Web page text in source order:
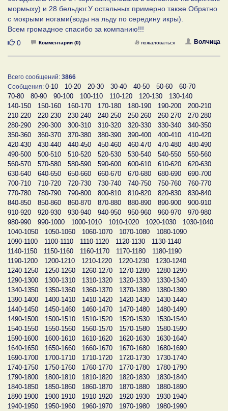
мормыху) и 28 бельдюг.У остальных примерно также.Обратно
с мокрыми ногами(воды на льду по середину икры).
Всем громадное спасибо за компанию!!!
Нравится
0 Комментарии (0) Волчица
пожаловаться
Всего сообщений: 3866
Сообщения: 0-10 10-20 20-30 30-40 40-50 50-60
60-70
70-80
80-90 90-100 100-110 110-120 120-130
130-140
140-150
150-160 160-170 170-180 180-190 190-200
200-210
210-220
220-230 230-240 240-250 250-260 260-270
270-280
280-290
290-300 300-310 310-320 320-330 330-340
340-350
350-360
360-370 370-380 380-390 390-400 400-410
410-420
420-430
430-440 440-450 450-460 460-470 470-480
480-490
490-500
500-510 510-520 520-530 530-540 540-550
550-560
560-570
570-580 580-590 590-600 600-610 610-620
620-630
630-640
640-650 650-660 660-670 670-680 680-690
690-700
700-710
710-720 720-730 730-740 740-750 750-760
760-770
770-780
780-790 790-800 800-810 810-820 820-830
830-840
840-850
850-860 860-870 870-880 880-890 890-900
900-910
910-920
920-930 930-940 940-950 950-960 960-970
970-980
980-990
990-1000 1000-1010 1010-1020 1020-1030
1030-1040
1040-1050
1050-1060 1060-1070 1070-1080
1080-1090
1090-1100
1100-1110 1110-1120 1120-1130
1130-1140
1140-1150
1150-1160 1160-1170 1170-1180
1180-1190
1190-1200
1200-1210 1210-1220 1220-1230
1230-1240
1240-1250
1250-1260 1260-1270 1270-1280
1280-1290
1290-1300
1300-1310 1310-1320 1320-1330
1330-1340
1340-1350
1350-1360 1360-1370 1370-1380
1380-1390
1390-1400
1400-1410 1410-1420 1420-1430
1430-1440
1440-1450
1450-1460 1460-1470 1470-1480
1480-1490
1490-1500
1500-1510 1510-1520 1520-1530
1530-1540
1540-1550
1550-1560 1560-1570 1570-1580
1580-1590
1590-1600
1600-1610 1610-1620 1620-1630
1630-1640
1640-1650
1650-1660 1660-1670 1670-1680
1680-1690
1690-1700
1700-1710 1710-1720 1720-1730
1730-1740
1740-1750
1750-1760 1760-1770 1770-1780
1780-1790
1790-1800
1800-1810 1810-1820 1820-1830
1830-1840
1840-1850
1850-1860 1860-1870 1870-1880
1880-1890
1890-1900
1900-1910 1910-1920 1920-1930
1930-1940
1940-1950
1950-1960 1960-1970 1970-1980
1980-1990